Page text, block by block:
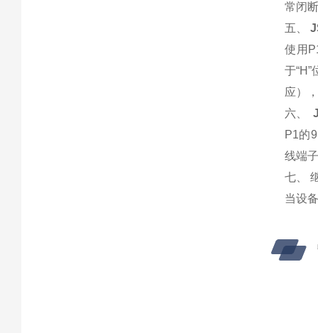
常闭
五、
使用
于
应）
六、
P1的
线端
七、
当设